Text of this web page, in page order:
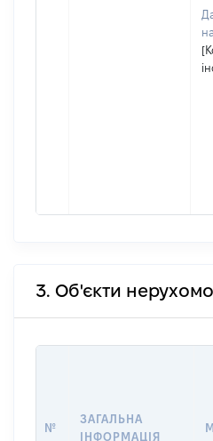
3. Об'єкти
№
ЗАГАЛЬНА
ІНФОРМАЦІЯ